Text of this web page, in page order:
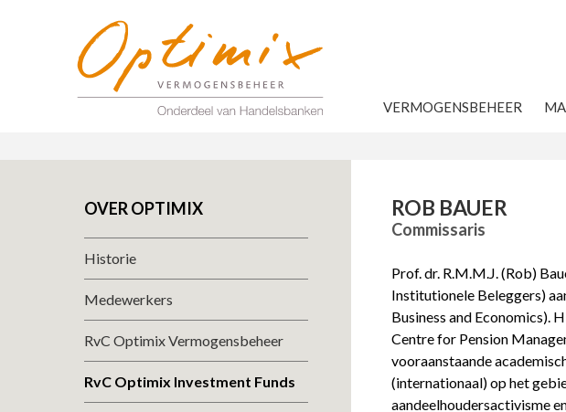
VERMOGENSBEHEER
OVER OPTIMIX
Historie
Medewerkers
RvC Optimix Vermogensbeheer
RvC Optimix Investment Funds
ROB BAUER
Commissaris
Prof. dr. R.M.M.J. (Rob)
Institutionele Beleggers)
Business and Economics).
Centre for Pension
vooraanstaande
(internationaal) op het
aandeelhoudersactivisme